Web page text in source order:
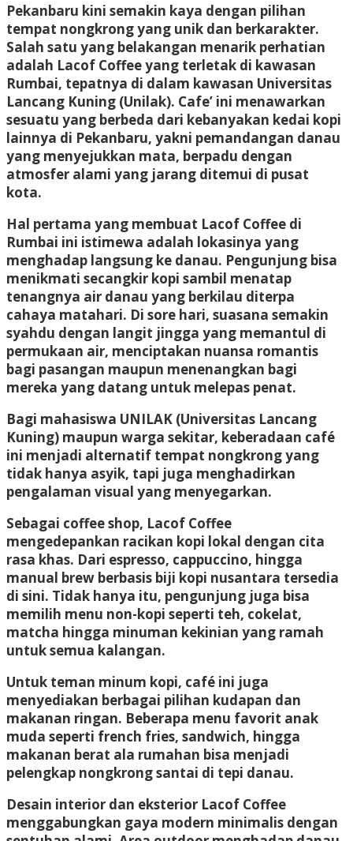
Pekanbaru kini semakin kaya dengan pilihan
tempat nongkrong yang unik dan berkarakter.
Salah satu yang belakangan menarik perhatian
adalah Lacof Coffeeyang terletak di kawasan
Rumbai, tepatnya di dalam kawasan Universitas
Lancang Kuning (Unilak). Cafe’ ini menawarkan
sesuatu yang berbeda dari kebanyakan kedai kopi
lainnya di Pekanbaru, yakni pemandangan danau
yang menyejukkan mata, berpadu dengan
atmosfer alami yang jarang ditemui di pusat
kota.
Hal pertama yang membuat Lacof Coffee di
Rumbai ini istimewa adalah lokasinya yang
menghadap langsung ke danau. Pengunjung bisa
menikmati secangkir kopi sambil menatap
tenangnya air danau yang berkilau diterpa
cahaya matahari. Di sore hari, suasana semakin
syahdu dengan langit jingga yang memantul di
permukaan air, menciptakan nuansa romantis
bagi pasangan maupun menenangkan bagi
mereka yang datang untuk melepas penat.
Bagi mahasiswa UNILAK (Universitas Lancang
Kuning) maupun warga sekitar, keberadaan café
ini menjadi alternatif tempat nongkrong yang
tidak hanya asyik, tapi juga menghadirkan
pengalaman visual yang menyegarkan.
Sebagai coffee shop, Lacof Coffee
mengedepankan racikan kopi lokal dengan cita
rasa khas. Dari espresso, cappuccino, hingga
manual brew berbasis biji kopi nusantara tersedia
di sini. Tidak hanya itu, pengunjung juga bisa
memilih menu non-kopi seperti teh, cokelat,
matcha hingga minuman kekinian yang ramah
untuk semua kalangan.
Untuk teman minum kopi, café ini juga
menyediakan berbagai pilihan kudapan dan
makanan ringan. Beberapa menu favorit anak
muda seperti french fries, sandwich, hingga
makanan berat ala rumahan bisa menjadi
pelengkap nongkrong santai di tepi danau.
Desain interior dan eksterior Lacof Coffee
menggabungkan gaya modern minimalis dengan